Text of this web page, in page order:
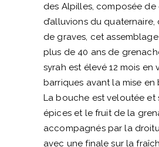
des Alpilles, composée de
d’alluvions du
de graves, cet
plus de 40 ans de
syrah est élevé 12 mois en
barriques avant la mise en
La bouche est veloutée et
épices et le fruit de la
accompagnés par la
avec une finale sur la